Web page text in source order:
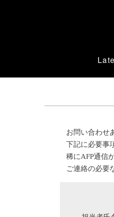
お問い合わせ
下記に必要事
稀にAFP通信
ご連絡の必要